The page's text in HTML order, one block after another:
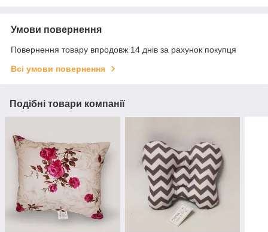
Умови повернення
Повернення товару впродовж 14 днів за рахунок покупця
Всі умови повернення
Подібні товари компанії